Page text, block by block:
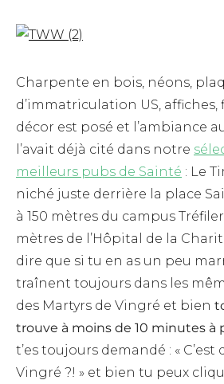
Charpente en bois, néons,
d’immatriculation US, affiches,
décor est posé et l’ambiance
l’avait déjà cité dans notre
meilleurs pubs de Sainté : Le
niché juste derrière la place
à 150 mètres du campus
mètres de l’Hôpital de la
dire que si tu en as un peu
traînent toujours dans les
des Martyrs de Vingré et bien
trouve à moins de 10 minutes à
t’es toujours demandé : « C’est
Vingré ?! » et bien tu peux